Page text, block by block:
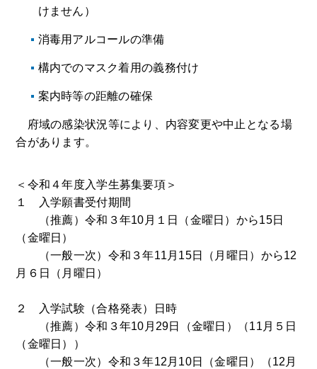
けません）
消毒用アルコールの準備
構内でのマスク着用の義務付け
案内時等の距離の確保
府域の感染状況等により、内容変更や中止となる場
合があります。
＜令和４年度入学生募集要項＞
１ 入学願書受付期間
（推薦）令和３年10月１日（金曜日）から15日
（金曜日）
（一般一次）令和３年11月15日（月曜日）から12
月６日（月曜日）
２ 入学試験（合格発表）日時
（推薦）令和３年10月29日（金曜日）（11月５日
（金曜日））
（一般一次）令和３年12月10日（金曜日）（12月